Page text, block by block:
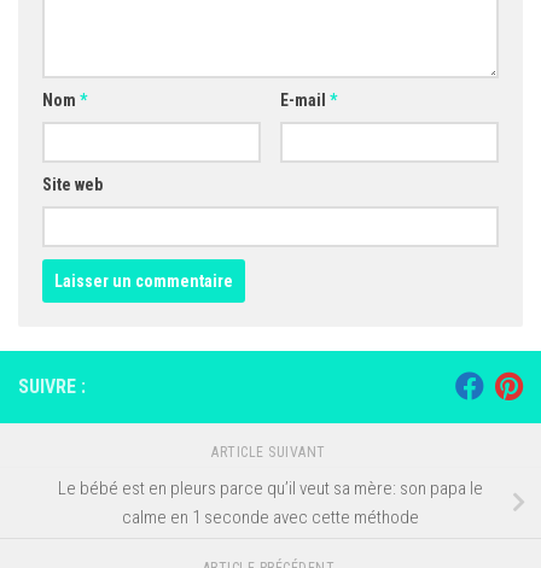
Nom * E-mail *
Site web
SUIVRE :
ARTICLE SUIVANT
Le bébé est en pleurs parce qu’il veut sa mère: son papa le
calme en 1 seconde avec cette méthode